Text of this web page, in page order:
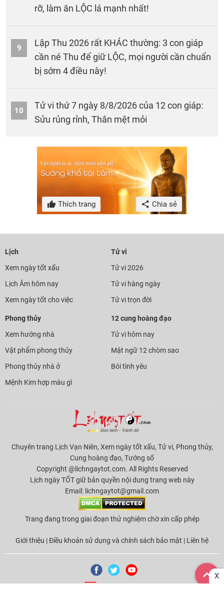
rỡ, làm ăn LỘC lá mạnh nhất!
9
Lập Thu 2026 rất KHÁC thường: 3 con giáp
cần né Thu để giữ LỘC, mọi người cần chuẩn
bị sớm 4 điều này!
10
Tử vi thứ 7 ngày 8/8/2026 của 12 con giáp:
Sửu rủng rỉnh, Thân mệt mỏi
Thích trang Chia sẻ
Lịch
Xem ngày tốt xấu
Lịch Âm hôm nay
Xem ngày tốt cho việc
Tử vi
Tử vi 2026
Tử vi hàng ngày
Tử vi trọn đời
Phong thủy
Xem hướng nhà
Vật phẩm phong thủy
Phong thủy nhà ở
Mệnh Kim hợp màu gì
12 cung hoàng đạo
Tử vi hôm nay
Mật ngữ 12 chòm sao
Bói tình yêu
Chuyên trang Lịch Vạn Niên, Xem ngày tốt xấu, Tử vi, Phong thủy,
Cung hoàng đạo, Tướng số
Copyright @lichngaytot.com. All Rights Reserved
Lịch ngày TỐT giữ bản quyền nội dung trang web này
Email: lichngaytot@gmail.com
Trang đang trong giai đoạn thử nghiệm chờ xin cấp phép
Giới thiệu |Điều khoản sử dụng và chính sách bảo mật | Liên hệ
X